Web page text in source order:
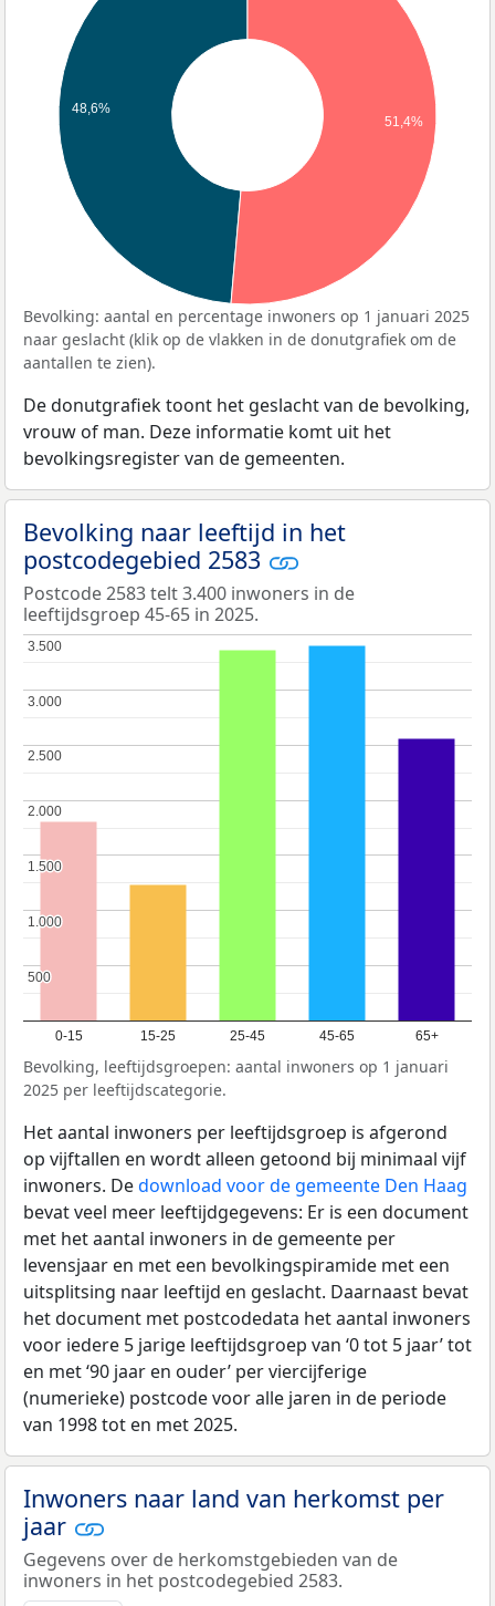
48,6%
51,4%
Bevolking: aantal en percentage inwoners op 1 januari 2025
naar geslacht (klik op de vlakken in de donutgrafiek om de
aantallen te zien).
De donutgrafiek toont het geslacht van de bevolking,
vrouw of man. Deze informatie komt uit het
bevolkingsregister van de gemeenten.
Bevolking naar leeftijd in het
postcodegebied 2583
Postcode 2583 telt 3.400 inwoners in de
leeftijdsgroep 45-65 in 2025.
0-15 15-25 25-45 45-65 65+
500
500
1.000
1.000
1.500
1.500
2.000
2.000
2.500
2.500
3.000
3.000
3.500
3.500
Bevolking, leeftijdsgroepen: aantal inwoners op 1 januari
2025 per leeftijdscategorie.
Het aantal inwoners per leeftijdsgroep is afgerond
op vijftallen en wordt alleen getoond bij minimaal vijf
inwoners. Dedownload voor de gemeente Den Haag
bevat veel meer leeftijdgegevens: Er is een document
met het aantal inwoners in de gemeente per
levensjaar en met een bevolkingspiramide met een
uitsplitsing naar leeftijd en geslacht. Daarnaast bevat
het document met postcodedata het aantal inwoners
voor iedere 5 jarige leeftijdsgroep van ‘0 tot 5 jaar’ tot
en met ‘90 jaar en ouder’ per viercijferige
(numerieke) postcode voor alle jaren in de periode
van 1998 tot en met 2025.
Inwoners naar land van herkomst per
jaar
Gegevens over de herkomstgebieden van de
inwoners in het postcodegebied 2583.